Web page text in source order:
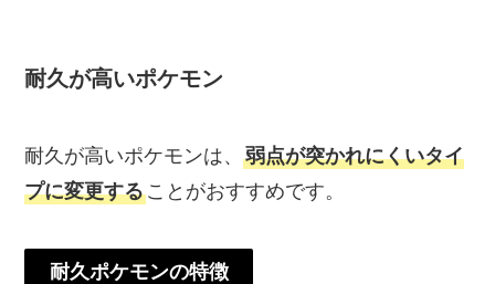
耐久が高いポケモン
耐久が高いポケモンは、弱点が突かれにくいタイ
プに変更することがおすすめです。
耐久ポケモンの特徴